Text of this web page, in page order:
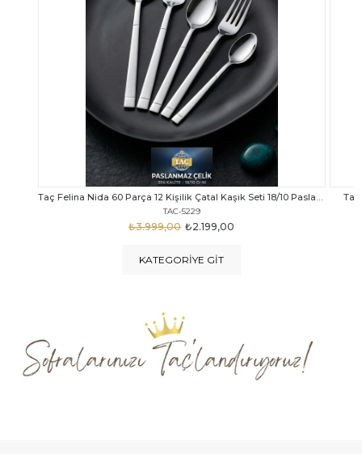
Taç Calista Tivoli 72 Parça 12 Kişilik Çatal Kaşık Bıçak Seti
TAC-5040
₺2.999,00
₺4.289,00
Taç
KATEGORIYE GIT